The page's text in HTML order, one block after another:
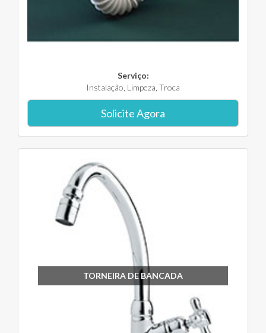
Serviço:
Instalação, Limpeza, Troca
Solicite Agora
TORNEIRA DE BANCADA